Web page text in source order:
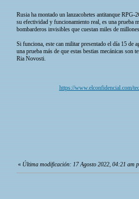
Rusia ha montado un lanzacohetes antitanque
su efectividad y funcionamiento real, es una prueba
bombarderos invisibles que cuestan miles de
Si funciona, este can militar presentado el día 15
una prueba más de que estas bestias mecánicas son
Ria Novosti.
https://www.elconfidencial.com/
«Última modificación: 17 Agosto 2022, 04:21 am